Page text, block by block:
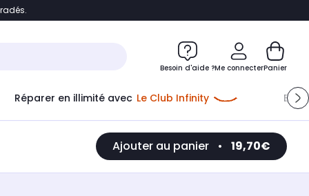
Accéder directement au chatbot
Besoin d'aide ?Me connecterPanier
Réparer en illimité avec Le Club Infinity
Ajouter au panier • 19,70€